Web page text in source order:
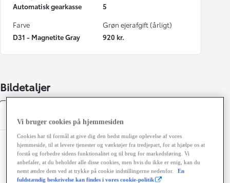
Automatisk gearkasse
5
Farve
D31 - Magnetite Gray
Grøn ejerafgift (årligt)
920 kr.
Bildetaljer
Dimensioner og mål
Døre
5
Sæder
Vi bruger cookies på hjemmesiden
Cookies har til formål at give dig den bedst mulige oplevelse af vores
hjemmeside, til at levere tjenester og værktøjer fra tredjepart, for at hjælpe os at
forstå og forbedre sidens funktionalitet og til brug for markedsføring. Vi
anbefaler, at du beholder alle disse cookies, men hvis du ikke er enig, kan du
nemt ændre dem ved at trykke på cookie indstillingerne nedenfor.
En
fuldstændig beskrivelse kan findes i vores cookie-politik